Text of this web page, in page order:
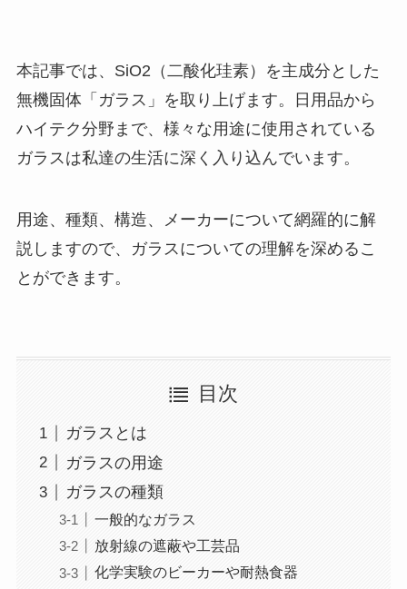
本記事では、SiO2（二酸化珪素）を主成分とした
無機固体「ガラス」を取り上げます。日用品から
ハイテク分野まで、様々な用途に使用されている
ガラスは私達の生活に深く入り込んでいます。
用途、種類、構造、メーカーについて網羅的に解
説しますので、ガラスについての理解を深めるこ
とができます。
目次
ガラスとは
ガラスの用途
ガラスの種類
一般的なガラス
放射線の遮蔽や工芸品
化学実験のビーカーや耐熱食器